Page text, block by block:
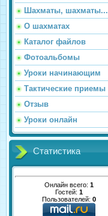
Шахматы, шахматы...
О шахматах
Каталог файлов
Фотоальбомы
Уроки начинающим
Тактические приемы
Отзыв
Уроки онлайн
Статистика
Онлайн всего: 1
Гостей: 1
Пользователей: 0